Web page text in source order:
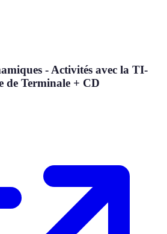
- Activités avec la TI-
de Terminale + CD